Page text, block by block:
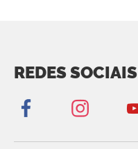
REDES SOCIAIS